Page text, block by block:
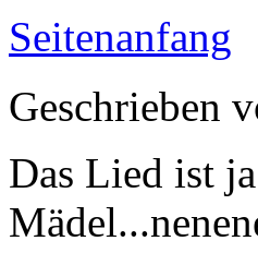
Seitenanfang
Geschrieben
Das Lied ist